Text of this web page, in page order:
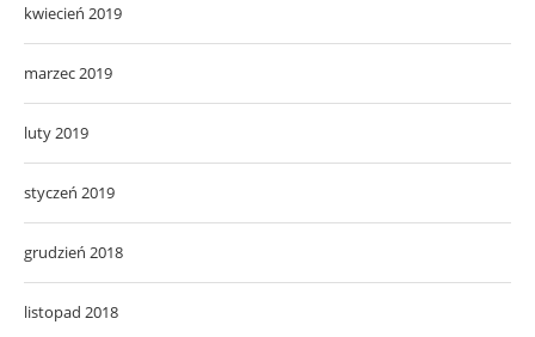
kwiecień 2019
marzec 2019
luty 2019
styczeń 2019
grudzień 2018
listopad 2018